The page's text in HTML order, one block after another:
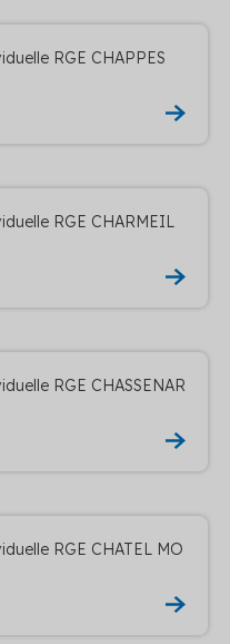
RGE CHAPPES
RGE CHARMEIL
RGE CHASSENAR
RGE CHATEL MO